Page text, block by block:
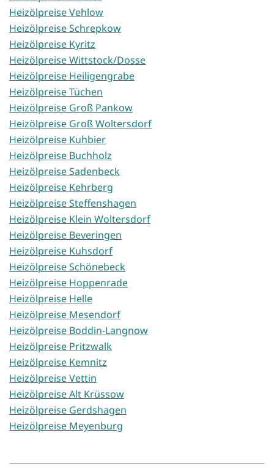
Heizölpreise Vehlow
Heizölpreise Schrepkow
Heizölpreise Kyritz
Heizölpreise Wittstock/Dosse
Heizölpreise Heiligengrabe
Heizölpreise Tüchen
Heizölpreise Groß Pankow
Heizölpreise Groß Woltersdorf
Heizölpreise Kuhbier
Heizölpreise Buchholz
Heizölpreise Sadenbeck
Heizölpreise Kehrberg
Heizölpreise Steffenshagen
Heizölpreise Klein Woltersdorf
Heizölpreise Beveringen
Heizölpreise Kuhsdorf
Heizölpreise Schönebeck
Heizölpreise Hoppenrade
Heizölpreise Helle
Heizölpreise Mesendorf
Heizölpreise Boddin-Langnow
Heizölpreise Pritzwalk
Heizölpreise Kemnitz
Heizölpreise Vettin
Heizölpreise Alt Krüssow
Heizölpreise Gerdshagen
Heizölpreise Meyenburg